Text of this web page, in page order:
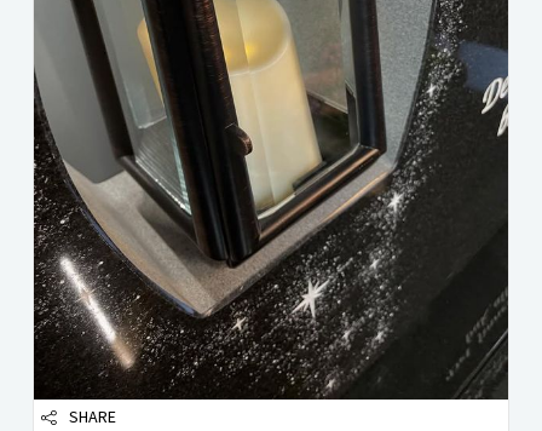
SHARE